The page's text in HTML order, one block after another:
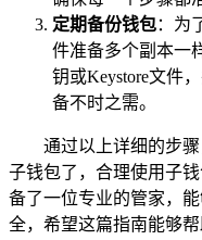
定期备份钱包：为
件准备多个副本一
钥或Keystore文件
备不时之需。
通过以上详细的步
子钱包了，合理使用子
备了一位专业的管家，
全，希望这篇指南能够